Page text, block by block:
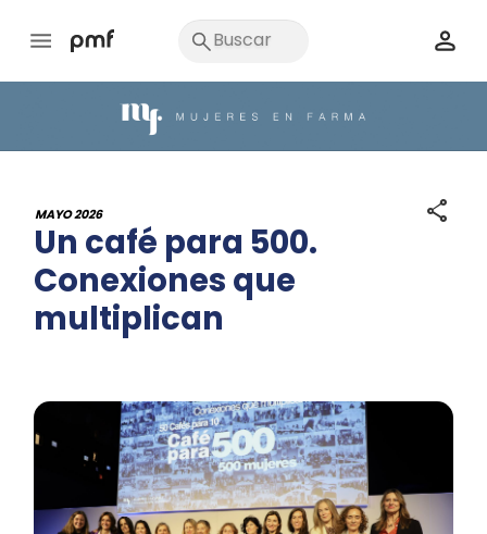
share
MAYO 2026
Un café para 500.
Conexiones que
multiplican